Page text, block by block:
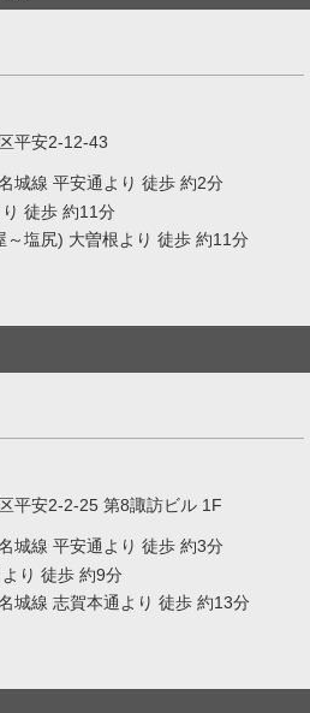
平安2-12-43
城線 平安通より 徒歩 約2分
徒歩 約11分
～塩尻) 大曽根より 徒歩 約11分
平安2-2-25 第8諏訪ビル 1F
城線 平安通より 徒歩 約3分
り 徒歩 約9分
城線 志賀本通より 徒歩 約13分